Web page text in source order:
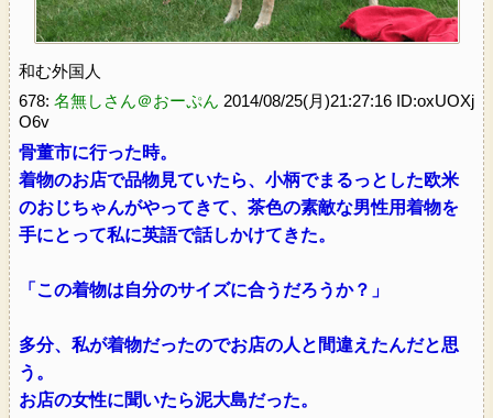
和む外国人
678: 名無しさん＠おーぷん 2014/08/25(月)21:27:16 ID:oxUOXj
O6v
骨董市に行った時。
着物のお店で品物見ていたら、小柄でまるっとした欧米
のおじちゃんがやってきて、茶色の素敵な男性用着物を
手にとって私に英語で話しかけてきた。
「この着物は自分のサイズに合うだろうか？」
多分、私が着物だったのでお店の人と間違えたんだと思
う。
お店の女性に聞いたら泥大島だった。